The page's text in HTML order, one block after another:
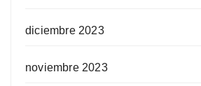
diciembre 2023
noviembre 2023